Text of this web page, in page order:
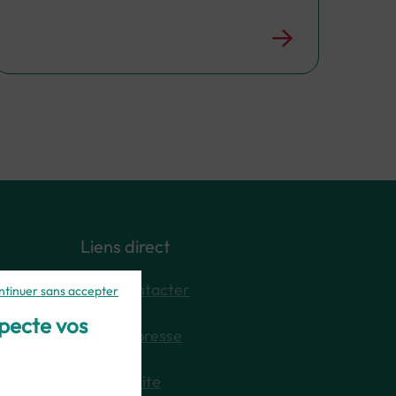
Liens direct
Nous contacter
Espace presse
Plan du site
sans accepter
vos